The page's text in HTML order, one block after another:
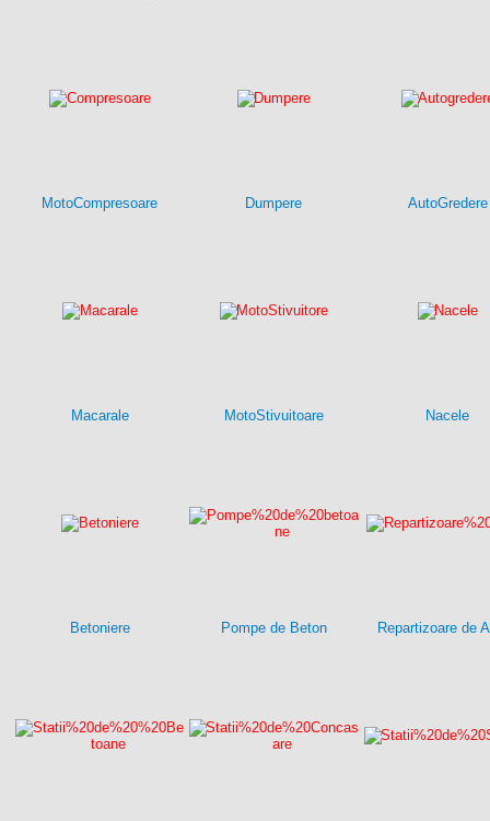
MotoCompresoare Dumpere AutoGredere
Macarale MotoStivuitoare Nacele
Betoniere Pompe de Beton Repartizoare de